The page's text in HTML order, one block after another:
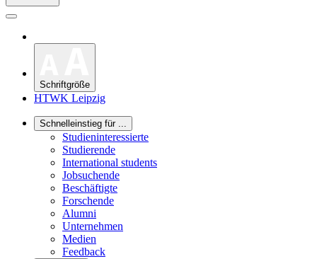
Schriftgröße
HTWK Leipzig
Schnelleinstieg für ...
Studieninteressierte
Studierende
International students
Jobsuchende
Beschäftigte
Forschende
Alumni
Unternehmen
Medien
Feedback